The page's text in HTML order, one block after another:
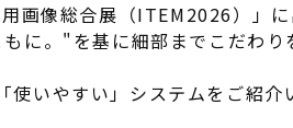
画像総合展（ITEM2026）」に
に。"を基に細部までこだわ
いやすい」システムをご紹介